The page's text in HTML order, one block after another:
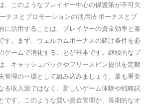
、このようなプレイヤー中心の保護策が不可欠
ナスとプロモーションの活用法 ボーナスとプ
に活用することは、プレイヤーの資金効率と楽
す。まず、ウェルカムボーナスの賭け条件を必
ゲームで消化することが基本です。継続的なプ
、キャッシュバックやフリースピン提供を定期
管理の一環として組み込みましょう。最も重要
る収入源ではなく、新しいゲーム体験や戦略試
です。このような賢い資金管理が、長期的なオ